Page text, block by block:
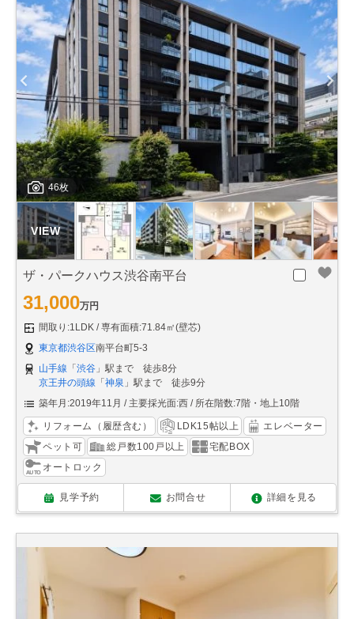
46枚
ザ・パークハウス渋谷南平台
31,000万円
間取り:1LDK
専有面積:71.84㎡(壁芯)
東京都渋谷区南平台町5-3
山手線 「 渋谷 」駅まで 徒歩8分
京王井の頭線 「 神泉 」駅まで 徒歩9分
築年月:2019年11月
主要採光面:西 所在階数:7階・地上10階
リフォーム（履歴含む） LDK15帖以上
エレベーター
ペット可
総戸数100戸以上
宅配BOX
オートロック
見学予約 お問合せ 詳細を見る